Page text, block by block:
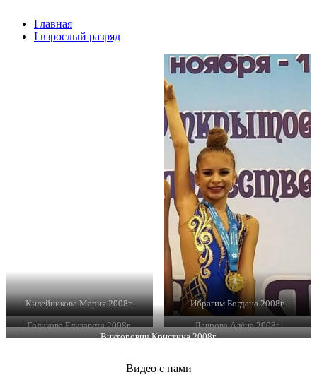
Главная
I взрослый разряд
Килейникова Мария 2008г. Ибрагим Богдана 2008г.
Голикова Елизавета 2008г.
Лаврова Алёна 2008г.
Викторович Кристина 2008г.
Видео с нами